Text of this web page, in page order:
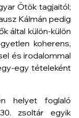
Ötök tagjaitól;
Kálmán pedig
által külön-külön
koherens,
és irodalommal
egy tételeként
helyet foglaló
zsoltár egyik